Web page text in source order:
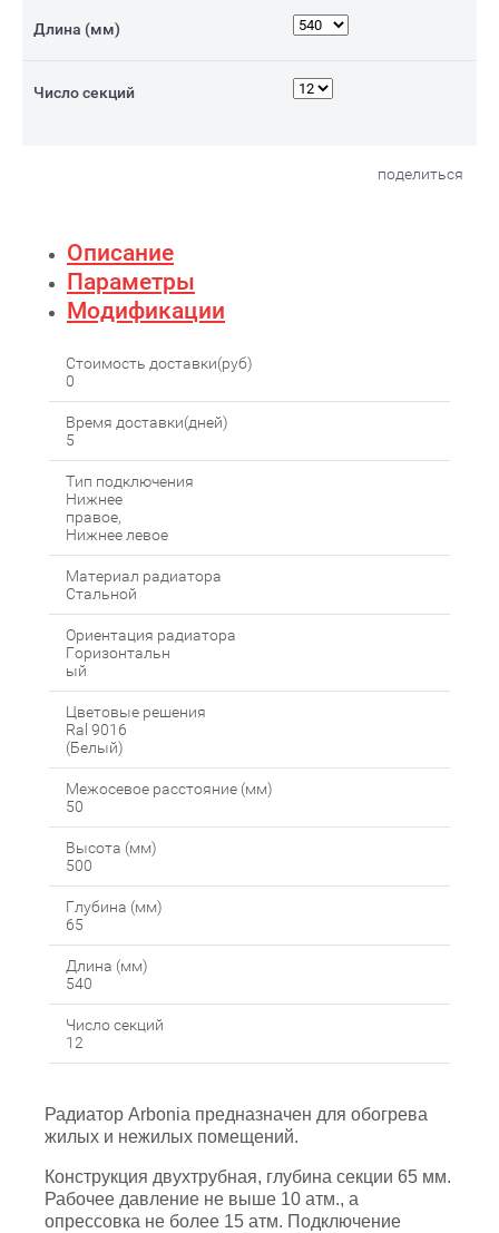
Длина (мм)
Число секций
поделиться
Описание
Параметры
Модификации
Стоимость доставки(руб)
0
Время доставки(дней)
5
Тип подключения
Нижнее
правое,
Нижнее левое
Материал радиатора
Стальной
Ориентация радиатора
Горизонтальн
ый
Цветовые решения
Ral 9016
(Белый)
Межосевое расстояние (мм)
50
Высота (мм)
500
Глубина (мм)
65
Длина (мм)
540
Число секций
12
Радиатор Arbonia предназначен для обогрева
жилых и нежилых помещений.
Конструкция двухтрубная, глубина секции 65 мм.
Рабочее давление не выше 10 атм., а
опрессовка не более 15 атм. Подключение